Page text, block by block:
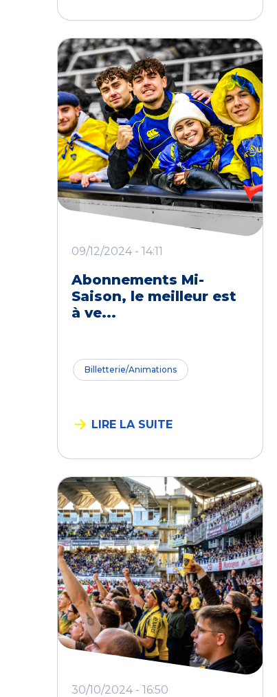
09/12/2024 - 14:11
Abonnements Mi-
Saison, le meilleur est
à ve...
Billetterie/Animations
LIRE LA SUITE
30/10/2024 - 16:50